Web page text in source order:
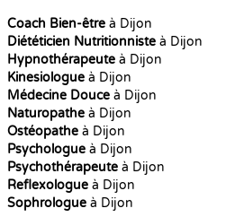
Coach Bien-être à Dijon
Diététicien Nutritionniste à Dijon
Hypnothérapeute à Dijon
Kinesiologue à Dijon
Médecine Douce à Dijon
Naturopathe à Dijon
Ostéopathe à Dijon
Psychologue à Dijon
Psychothérapeute à Dijon
Reflexologue à Dijon
Sophrologue à Dijon